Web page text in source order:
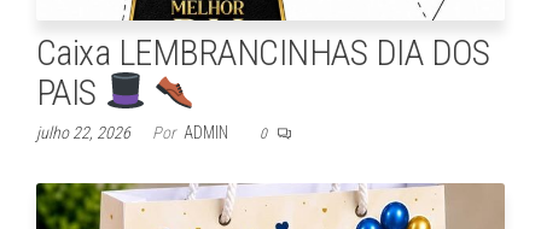
Caixa LEMBRANCINHAS DIA DOS
PAIS
julho 22, 2026 Por ADMIN 0